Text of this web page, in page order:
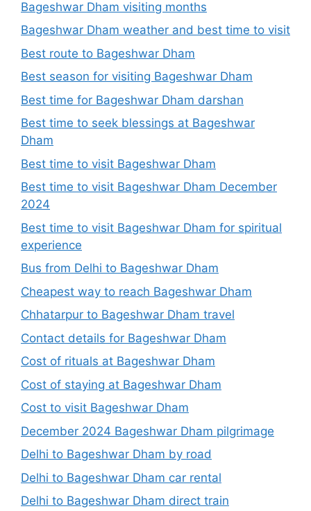
Bageshwar Dham visiting months
Bageshwar Dham weather and best time to visit
Best route to Bageshwar Dham
Best season for visiting Bageshwar Dham
Best time for Bageshwar Dham darshan
Best time to seek blessings at Bageshwar
Dham
Best time to visit Bageshwar Dham
Best time to visit Bageshwar Dham December
2024
Best time to visit Bageshwar Dham for spiritual
experience
Bus from Delhi to Bageshwar Dham
Cheapest way to reach Bageshwar Dham
Chhatarpur to Bageshwar Dham travel
Contact details for Bageshwar Dham
Cost of rituals at Bageshwar Dham
Cost of staying at Bageshwar Dham
Cost to visit Bageshwar Dham
December 2024 Bageshwar Dham pilgrimage
Delhi to Bageshwar Dham by road
Delhi to Bageshwar Dham car rental
Delhi to Bageshwar Dham direct train